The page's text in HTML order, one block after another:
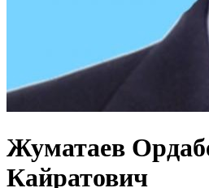
Жуматаев
Кайратович